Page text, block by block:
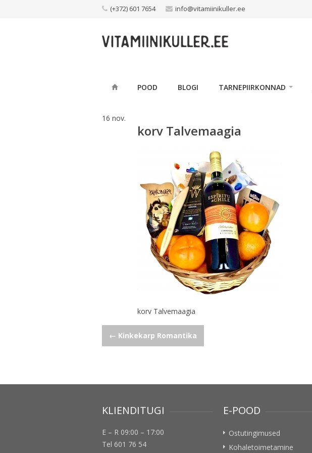
(+372) 601 7654 info@vitamiinikuller.ee
POOD BLOGI TARNEPIIRKONNAD
16 nov.
korv Talvemaagia
korv Talvemaagia
Navigeerimine
← Kinkekarp Romantika
KLIENDITUGI
E – R 09:00 – 17:00
Tel 601 76 54
E-POOD
Ostutingimused
Kohaletoimetamine